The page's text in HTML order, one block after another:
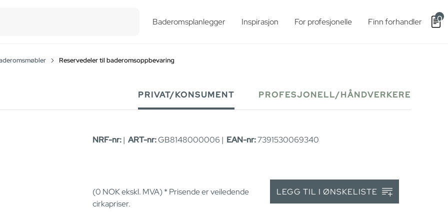
Baderomsplanlegger Inspirasjon For profesjonelle Finn forhandler 0
Reservedeler til baderomsoppbevaring
PRIVAT/KONSUMENT PROFESJONELL/HÅNDVERKERE
NRF-nr:| ART-nr:GB8148000006 | EAN-nr:7391530069340
(0 NOKekskl. MVA) * Prisende er veiledende
cirkapriser.
LEGG TIL I ØNSKELISTE